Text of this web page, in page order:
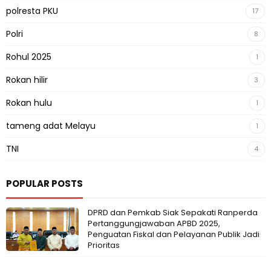
polresta PKU 17
Polri 8
Rohul 2025 1
Rokan hilir 3
Rokan hulu 1
tameng adat Melayu 1
TNI 4
POPULAR POSTS
DPRD dan Pemkab Siak Sepakati Ranperda
Pertanggungjawaban APBD 2025,
Penguatan Fiskal dan Pelayanan Publik Jadi
Prioritas